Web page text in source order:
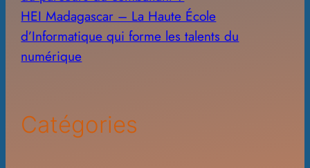
HEI Madagascar – La Haute École
d’Informatique qui forme les talents du
numérique
Catégories